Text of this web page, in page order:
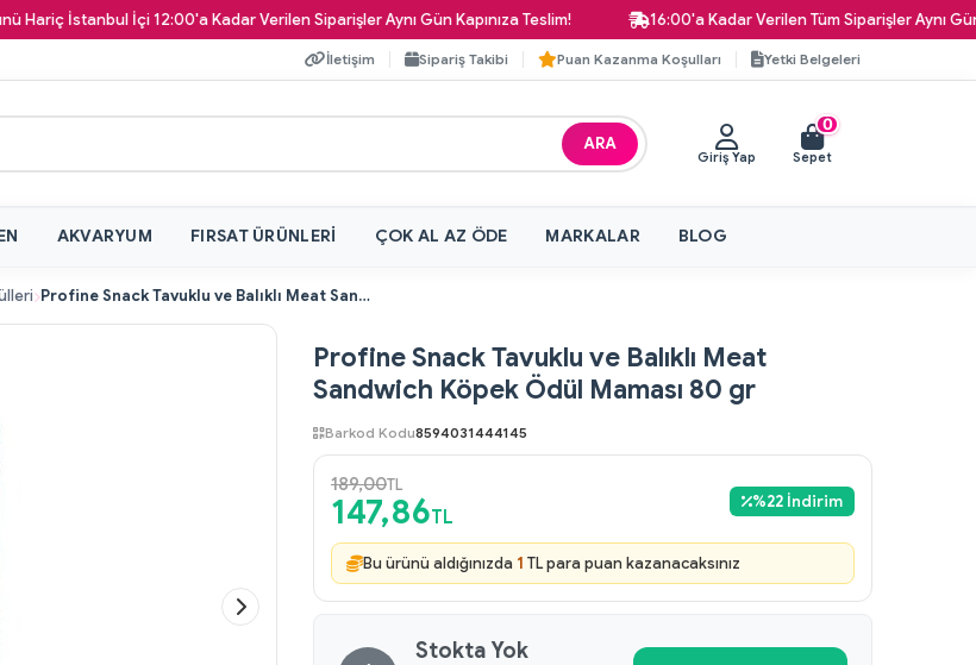
İstanbul İçi 12:00'a Kadar Verilen Siparişler Aynı Gün Kapınıza Teslim! 16:00'a Kadar Verilen Tüm Siparişler Aynı Gün
İletişim Sipariş Takibi Puan Kazanma Koşulları Yetki Belgeleri
ARA
Giriş Yap
0
Sepet
AKVARYUM FIRSAT ÜRÜNLERI ÇOK AL AZ ÖDE MARKALAR BLOG
Profine Snack Tavuklu ve Balıklı Meat Sandwich Köpek Ödül Maması 80 gr
Profine Snack Tavuklu ve Balıklı Meat
Sandwich Köpek Ödül Maması 80 gr
Barkod Kodu8594031444145
189,00TL
147,86TL
%22 İndirim
Bu ürünü aldığınızda 1 TL para puan kazanacaksınız
Stokta Yok